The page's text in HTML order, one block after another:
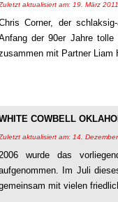
aktualisiert am: 19. März 2011
Corner, der
der 90er Jahre
mit Partner
COWBELL
aktualisiert am: 14.
wurde das
Im Juli
mit vielen